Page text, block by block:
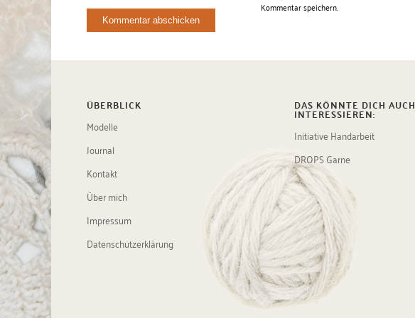
Kommentar speichern.
ÜBERBLICK
Modelle
Journal
Kontakt
Über mich
Impressum
Datenschutzerklärung
DAS KÖNNTE DICH AUCH
INTERESSIEREN:
Initiative Handarbeit
DROPS Garne